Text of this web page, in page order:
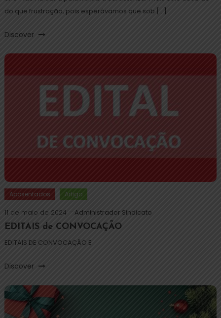
do que frustração, pois esperávamos que sob […]
Discover
Aposentados Artigo
11 de maio de 2024
Administrador Sindicato
EDITAIS de CONVOCAÇÃO
EDITAIS DE CONVOCAÇÃO E
Discover